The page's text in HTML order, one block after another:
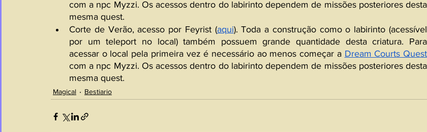
com a npc Myzzi. Os acessos dentro do labirinto dependem de missões posteriores desta
mesma quest.
Corte de Verão, acesso por Feyrist (aqui). Toda a construção como o labirinto (acessível
por um teleport no local) também possuem grande quantidade desta criatura. Para
acessar o local pela primeira vez é necessário ao menos começar a Dream Courts Quest
com a npc Myzzi. Os acessos dentro do labirinto dependem de missões posteriores desta
mesma quest.
Magical Bestiario